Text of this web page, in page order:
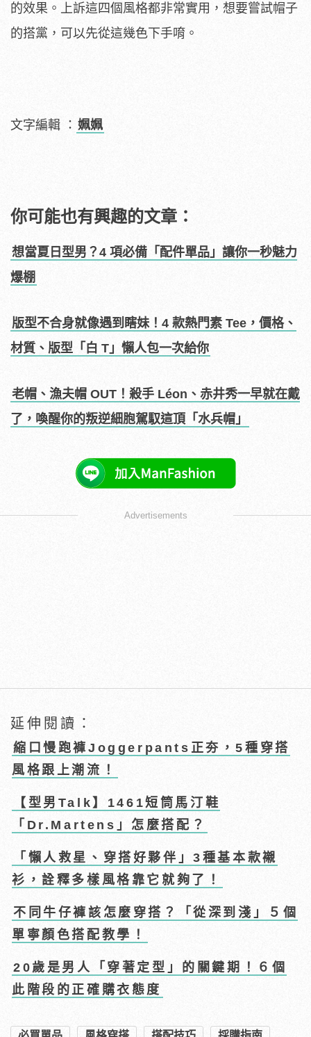
的效果。上訴這四個風格都非常實用，想要嘗試帽子
的搭黨，可以先從這幾色下手唷。
文字編輯 ： 姵姵
你可能也有興趣的文章：
想當夏日型男？4 項必備「配件單品」讓你一秒魅力
爆棚
版型不合身就像遇到瞎妹！4 款熱門素 Tee，價格、
材質、版型「白 T」懶人包一次給你
老帽、漁夫帽 OUT！殺手 Léon、赤井秀一早就在戴
了，喚醒你的叛逆細胞駕馭這頂「水兵帽」
Advertisements
延伸閱讀：
縮口慢跑褲Joggerpants正夯，5種穿搭
風格跟上潮流！
【型男Talk】1461短筒馬汀鞋
「Dr.Martens」怎麼搭配？
「懶人救星、穿搭好夥伴」3種基本款襯
衫，詮釋多樣風格靠它就夠了！
不同牛仔褲該怎麼穿搭？「從深到淺」５個
單寧顏色搭配教學！
20歲是男人「穿著定型」的關鍵期！６個
此階段的正確購衣態度